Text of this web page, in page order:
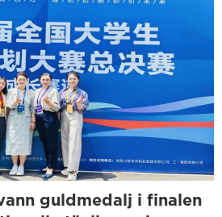
guldmedalj i finalen